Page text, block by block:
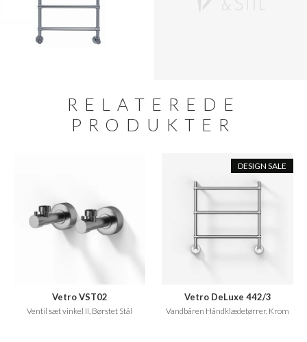
RELATEREDE
PRODUKTER
Vetro VST02
Ventil sæt vinkel II, Børstet Stål
DESIGN SALE
Vetro DeLuxe 442/3
Vandbåren Håndklædetørrer, Krom